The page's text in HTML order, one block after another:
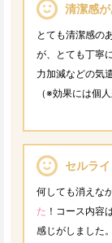
清潔感が
とても清潔感の
が、とても丁寧
力加減などの気
（※効果には個
セルラ
何しても消えな
た ！コース内容
感じがしました